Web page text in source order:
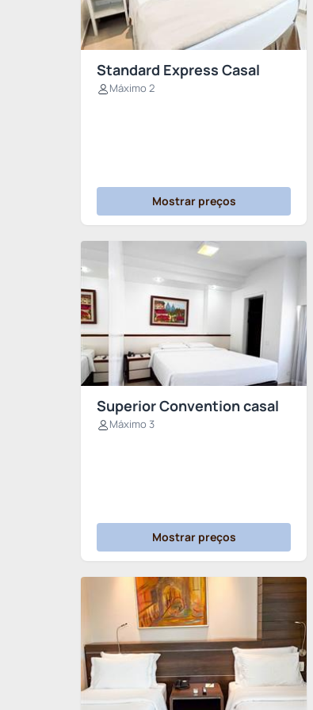
Standard Express Casal
Máximo 2
Mostrar preços
Superior Convention casal
Máximo 3
Mostrar preços